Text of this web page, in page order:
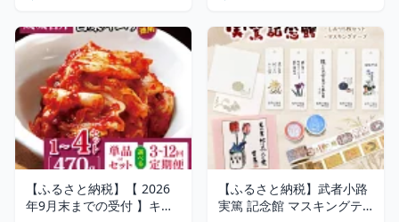
有限会社Frigga 深大寺カフ
ェ 深大寺 調布 東京都
ちご チョコ 抹茶 紫芋 キャ
ラメル くるみ 定期便 定期
【ふるさと納税】【 2026
年9月末までの受付 】キム
【ふるさと納税】武者小路
実篤 記念館 マスキングテ